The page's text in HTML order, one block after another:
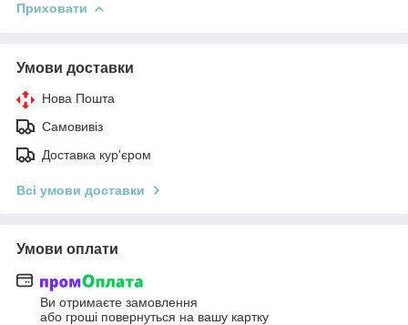
Приховати
Умови доставки
Нова Пошта
Самовивіз
Доставка кур'єром
Всі умови доставки
Умови оплати
Ви отримаєте замовлення
або гроші повернуться на вашу картку